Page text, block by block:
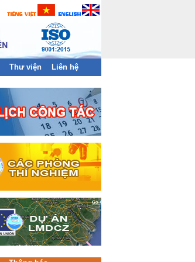
Thư viện Liên hệ